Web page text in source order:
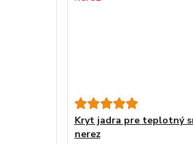
Kryt jadra pre teplotný
nerez